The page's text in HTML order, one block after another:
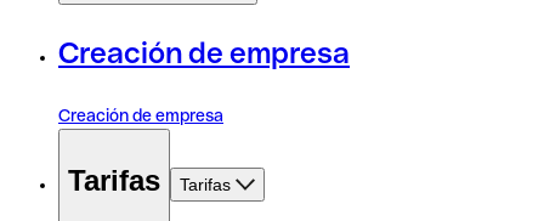
Creación de empresa
Creación de empresa
Tarifas Tarifas